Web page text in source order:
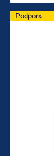
Podpora